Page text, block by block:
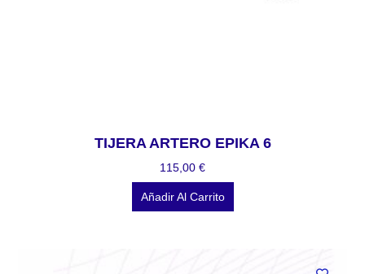
TIJERA ARTERO EPIKA 6
115,00 €
Añadir Al Carrito